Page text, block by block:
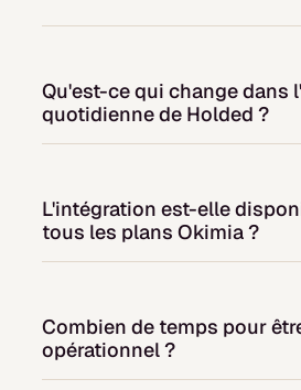
Qu'est-ce qui change dans
quotidienne de Holded ?
est une couche de pilotage
utilisée au quotidien
qui pilotent la trésorerie :
L'intégration est-elle
tous les plans Okimia ?
ils ont souscrit.
Combien de temps pour
opérationnel ?